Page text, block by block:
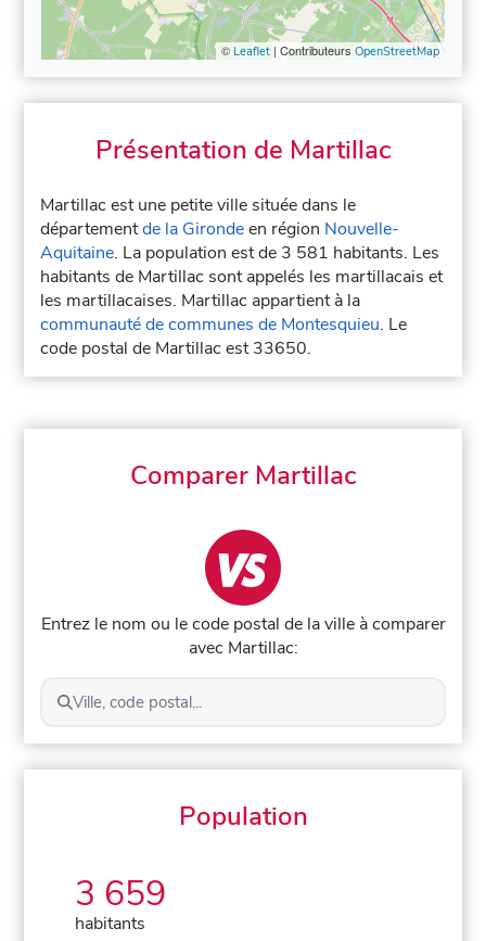
© Leaflet| Contributeurs OpenStreetMap
Présentation de Martillac
Martillac est une petite ville située dans le
départementde la Girondeen région Nouvelle-
Aquitaine. La population est de 3 581 habitants. Les
habitants de Martillac sont appelés les martillacais et
les martillacaises. Martillac appartient à la
communauté de communes de Montesquieu. Le
code postal de Martillac est 33650.
Comparer Martillac
Entrez le nom ou le code postal de la ville à comparer
avec Martillac:
Ville, code postal...
Population
3 659
habitants